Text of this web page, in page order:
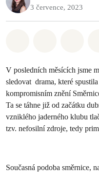
3 července, 2023
V posledních měsících jsme
sledovat drama, které
kompromisním znění
Ta se táhne již od začátku
vzniklého jaderného klubu
tzv. nefosilní zdroje, tedy
Současná podoba směrnice,